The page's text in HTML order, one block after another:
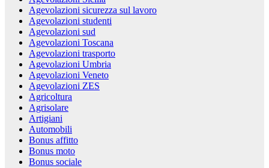
Agevolazioni sicurezza sul lavoro
Agevolazioni studenti
Agevolazioni sud
Agevolazioni Toscana
Agevolazioni trasporto
Agevolazioni Umbria
Agevolazioni Veneto
Agevolazioni ZES
Agricoltura
Agrisolare
Artigiani
Automobili
Bonus affitto
Bonus moto
Bonus sociale